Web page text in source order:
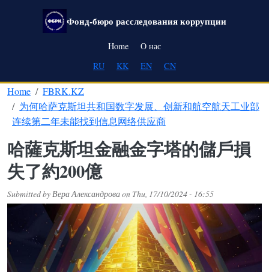
Skip to main content
Фонд-бюро расследования коррупции
Main navigation
Home
О нас
RU
KK EN CN
Home
FBRK.KZ
为何哈萨克斯坦共和国数字发展、创新和航空航天工业部
连续第二年未能找到信息网络供应商
哈薩克斯坦金融金字塔的儲戶損
失了約200億
Submitted byВера Александроваon Thu, 17/10/2024 - 16:55